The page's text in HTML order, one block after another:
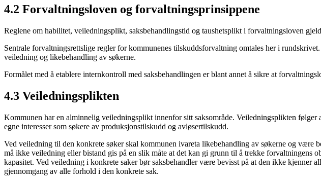
4.2 Forvaltningsloven og forvaltningsprinsippene
Reglene om habilitet, veiledningsplikt, saksbehandlingstid og taushetsplikt i forvaltningsloven
Sentrale forvaltningsrettslige regler for kommunenes tilskuddsforvaltning omtales her i
veiledning og likebehandling av søkerne.
Formålet med å etablere internkontroll med saksbehandlingen er blant annet å sikre at
4.3 Veiledningsplikten
Kommunen har en alminnelig veiledningsplikt innenfor sitt saksområde. Veiledningsplikten
egne interesser som søkere av produksjonstilskudd og avløsertilskudd.
Ved veiledning til den konkrete søker skal kommunen ivareta likebehandling av søkerne og være
må ikke veiledning eller bistand gis på en slik måte at det kan gi grunn til å trekke forvaltningens
kapasitet. Ved veiledning i konkrete saker bør saksbehandler være bevisst på at den ikke kjenner
gjennomgang av alle forhold i den konkrete sak.